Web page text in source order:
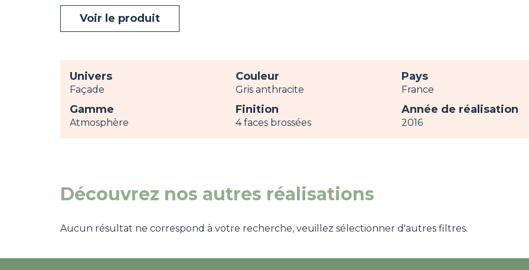
Voir le produit
Univers
Façade
Gamme
Atmosphère
Couleur
Gris anthracite
Finition
4 faces brossées
Pays
France
Année de réalisation
2016
Découvrez nos autres réalisations
Aucun résultat ne correspond à votre recherche, veuillez sélectionner d'autres filtres.